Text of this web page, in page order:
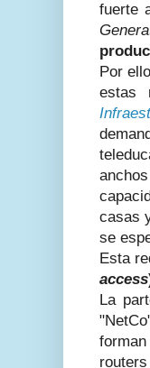
fuerte
Por
estas
casas
se
Esta
access
La